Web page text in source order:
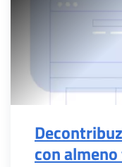
con